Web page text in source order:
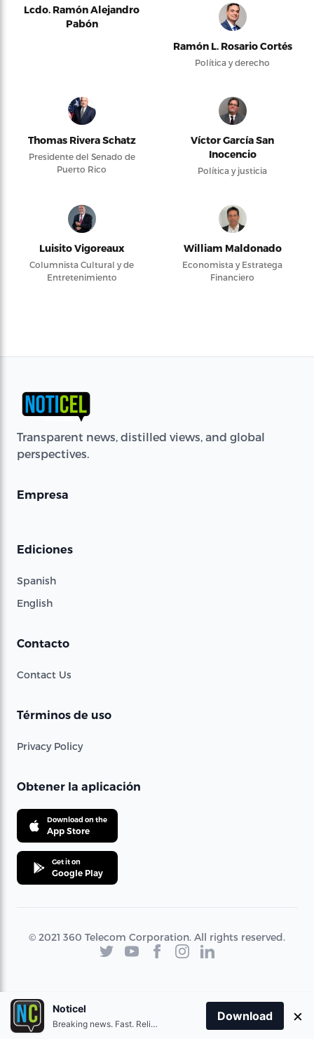
Lcdo. Ramón Alejandro
Pabón
Ramón L. Rosario Cortés
Política y derecho
Thomas Rivera Schatz
Presidente del Senado de
Puerto Rico
Víctor García San
Inocencio
Política y justicia
Luisito Vigoreaux
Columnista Cultural y de
Entretenimiento
William Maldonado
Economista y Estratega
Financiero
Transparent news, distilled views, and global
perspectives.
Empresa
Ediciones
Spanish
English
Contacto
Contact Us
Términos de uso
Privacy Policy
Obtener la aplicación
Download on the
App Store
Get it on
Google Play
© 2021 360 Telecom Corporation. All rights reserved.
Noticel
Breaking news. Fast. Reliable.
Download ×